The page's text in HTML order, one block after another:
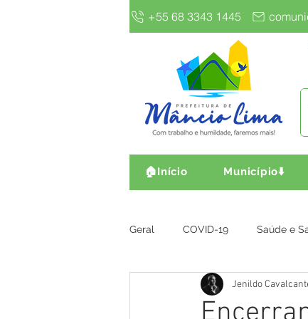
+55 68 3343 1445
🏠Início Município⬇️
Geral COVID-19 Saúde e
Gestão e Finanças Infra,
Jenildo